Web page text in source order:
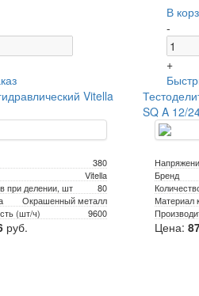
В
-
+
Vitella
380
Vitella
при делении, шт
80
Окрашенный металл
(шт/ч)
9600
руб.
SQ A 12/
Бренд
Материал
Цена: